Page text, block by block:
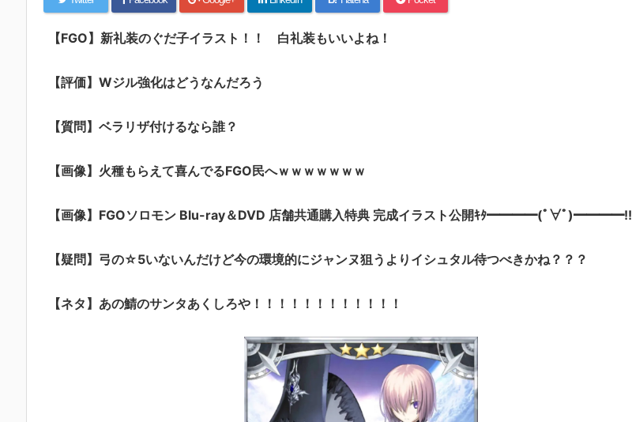
【FGO】新礼装のぐだ子イラスト！！ 白礼装もいいよね！
【評価】Wジル強化はどうなんだろう
【質問】ベラリザ付けるなら誰？
【画像】火種もらえて喜んでるFGO民へｗｗｗｗｗｗｗ
【画像】FGOソロモン Blu-ray＆DVD 店舗共通購入特典 完成イラスト公開ｷﾀ━━━━(ﾟ∀ﾟ)━━━━!!
【疑問】弓の☆5いないんだけど今の環境的にジャンヌ狙うよりイシュタル待つべきかね？？？
【ネタ】あの鯖のサンタあくしろや！！！！！！！！！！！！